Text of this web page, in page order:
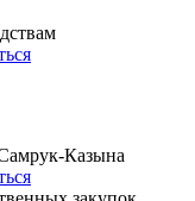
Казына